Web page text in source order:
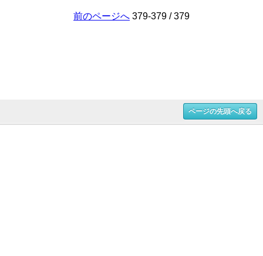
前のページへ 379-379 / 379
ページの先頭へ戻る